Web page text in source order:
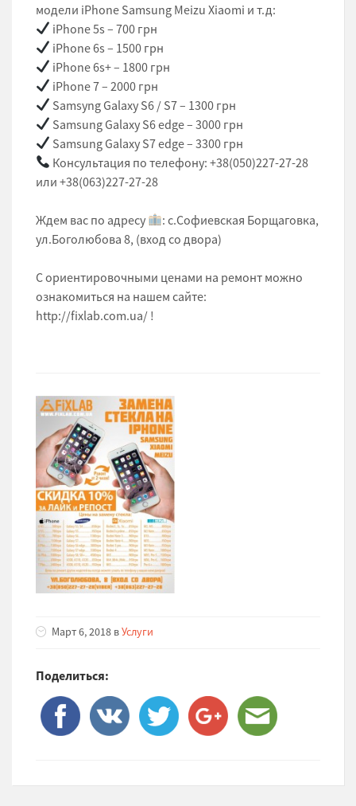
модели iPhone Samsung Meizu Xiaomi и т.д:
iPhone 5s – 700 грн
iPhone 6s – 1500 грн
iPhone 6s+ – 1800 грн
iPhone 7 – 2000 грн
Samsyng Galaxy S6 / S7 – 1300 грн
Samsung Galaxy S6 edge – 3000 грн
Samsung Galaxy S7 edge – 3300 грн
Консультация по телефону: +38(050)227-27-28
или +38(063)227-27-28
Ждем вас по адресу
: с.Софиевская Борщаговка,
ул.Боголюбова 8, (вход со двора)
С ориентировочными ценами на ремонт можно
ознакомиться на нашем сайте:
http://fixlab.com.ua/ !
Март 6, 2018 вУслуги
Поделиться: